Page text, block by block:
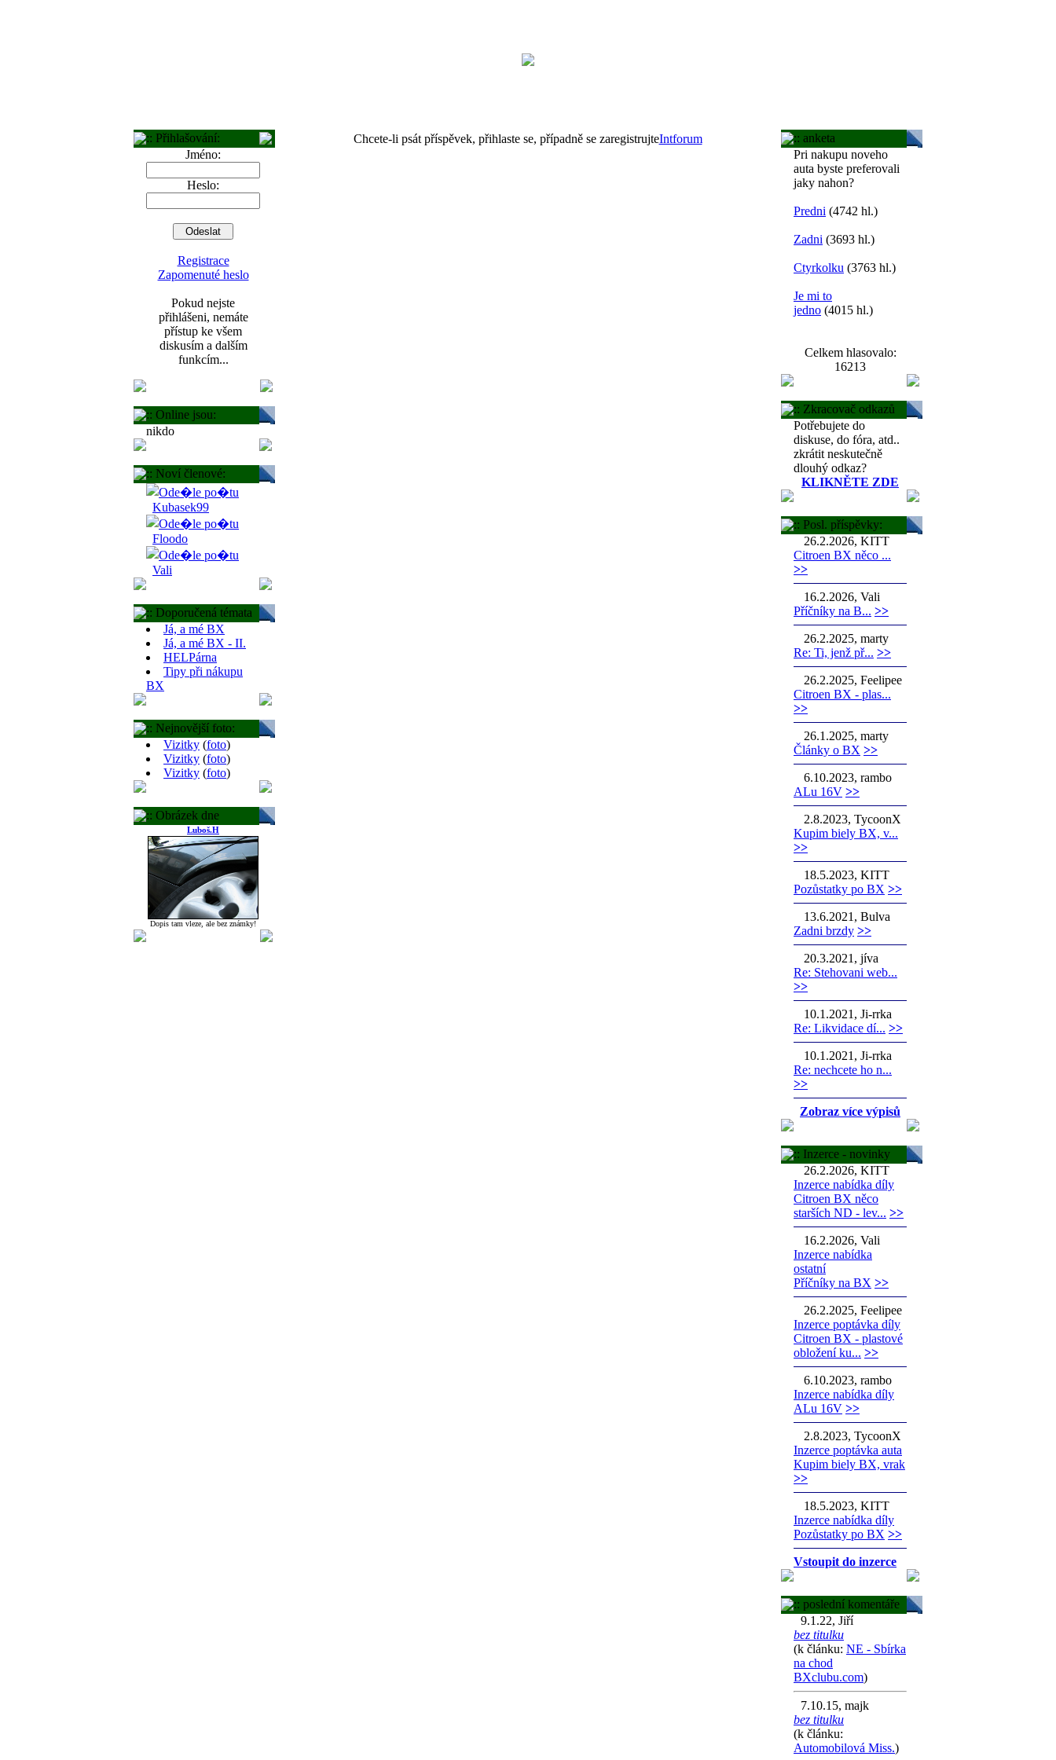
:: Přihlašování:
Jméno:
Heslo:
Registrace
Zapomenuté heslo
Pokud nejste
přihlášeni, nemáte
přístup ke všem
diskusím a dalším
funkcím...
:: Online jsou:
nikdo
:: Noví členové:
Kubasek99
Floodo
Vali
:: Doporučená témata
Já, a mé BX
Já, a mé BX - II.
HELPárna
Tipy při nákupu
BX
:: Nejnovější foto:
Vizitky (foto)
Vizitky (foto)
Vizitky (foto)
:: Obrázek dne
Luboš.H
Dopis tam vleze, ale bez známky!
Chcete-li psát příspěvek, přihlaste se, případně se zaregistrujteIntforum
:: anketa
Pri nakupu noveho
auta byste preferovali
jaky nahon?
Predni (4742 hl.)
Zadni (3693 hl.)
Ctyrkolku (3763 hl.)
Je mi to
jedno (4015 hl.)
Celkem hlasovalo:
16213
:: Zkracovač odkazů
Potřebujete do
diskuse, do fóra, atd..
zkrátit neskutečně
dlouhý odkaz?
KLIKNĚTE ZDE
:: Posl. příspěvky:
26.2.2026, KITT
Citroen BX něco ...
>>
16.2.2026, Vali
Příčníky na B... >>
26.2.2025, marty
Re: Ti, jenž př... >>
26.2.2025, Feelipee
Citroen BX - plas...
>>
26.1.2025, marty
Články o BX >>
6.10.2023, rambo
ALu 16V >>
2.8.2023, TycoonX
Kupim biely BX, v...
>>
18.5.2023, KITT
Pozůstatky po BX >>
13.6.2021, Bulva
Zadni brzdy >>
20.3.2021, jíva
Re: Stehovani web...
>>
10.1.2021, Ji-rrka
Re: Likvidace dí... >>
10.1.2021, Ji-rrka
Re: nechcete ho n...
>>
Zobraz více výpisů
:: Inzerce - novinky
26.2.2026, KITT
Inzerce nabídka díly
Citroen BX něco
starších ND - lev... >>
16.2.2026, Vali
Inzerce nabídka
ostatní
Příčníky na BX >>
26.2.2025, Feelipee
Inzerce poptávka díly
Citroen BX - plastové
obložení ku... >>
6.10.2023, rambo
Inzerce nabídka díly
ALu 16V >>
2.8.2023, TycoonX
Inzerce poptávka auta
Kupim biely BX, vrak
>>
18.5.2023, KITT
Inzerce nabídka díly
Pozůstatky po BX >>
Vstoupit do inzerce
:: poslední komentáře
9.1.22, Jiří
bez titulku
(k článku: NE - Sbírka
na chod
BXclubu.com)
7.10.15, majk
bez titulku
(k článku:
Automobilová Miss.)